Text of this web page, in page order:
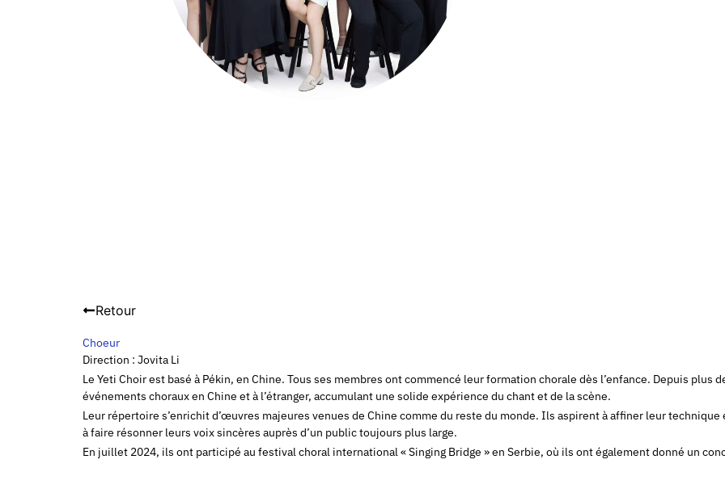
Retour
Choeur
Direction : Jovita Li
Le Yeti Choir est basé à Pékin, en Chine. Tous ses membres ont commencé leur formation chorale dès l’enfance. Depuis
événements choraux en Chine et à l’étranger, accumulant une solide expérience du chant et de la scène.
Leur répertoire s’enrichit d’œuvres majeures venues de Chine comme du reste du monde. Ils aspirent à affiner leur
à faire résonner leurs voix sincères auprès d’un public toujours plus large.
En juillet 2024, ils ont participé au festival choral international « Singing Bridge » en Serbie, où ils ont également donné un